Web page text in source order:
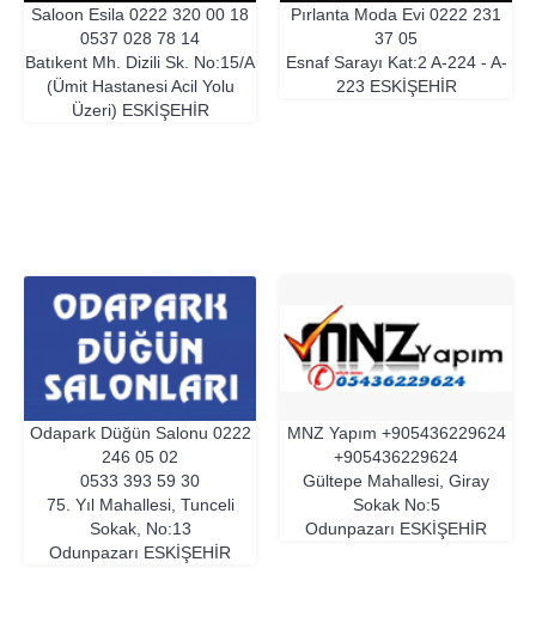
Saloon Esila 0222 320 00 18
0537 028 78 14
Batıkent Mh. Dizili Sk. No:15/A
(Ümit Hastanesi Acil Yolu
Üzeri) ESKIŞEHIR
Pırlanta Moda Evi 0222 231
37 05
Esnaf Sarayı Kat:2 A-224 - A-
223 ESKIŞEHIR
Odapark Düğün Salonu 0222
246 05 02
0533 393 59 30
75. Yıl Mahallesi, Tunceli
Sokak, No:13
Odunpazarı ESKIŞEHIR
MNZ Yapım +905436229624
+905436229624
Gültepe Mahallesi, Giray
Sokak No:5
Odunpazarı ESKIŞEHIR